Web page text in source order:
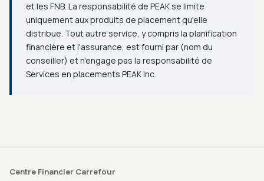
et les FNB. La responsabilité de PEAK se limite
uniquement aux produits de placement qu'elle
distribue. Tout autre service, y compris la planification
financière et l'assurance, est fourni par (nom du
conseiller) et n'engage pas la responsabilité de
Services en placements PEAK Inc.
Centre Financier Carrefour